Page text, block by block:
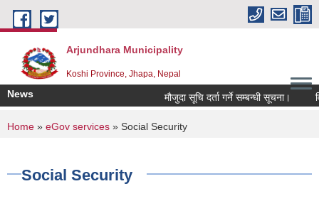
Skip to main content
Arjundhara Municipality
Koshi Province, Jhapa, Nepal
News मौजुदा सूचि दर्ता गर्ने सम्बन्धी सूचना।
You are here
Home » eGov services » Social Security
Social Security